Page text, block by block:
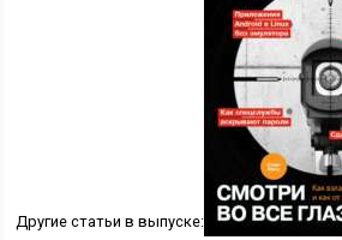
Другие статьи в выпуске: